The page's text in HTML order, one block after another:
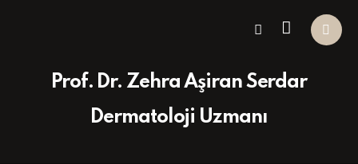
Prof. Dr. Zehra Aşiran Serdar
Dermatoloji Uzmanı